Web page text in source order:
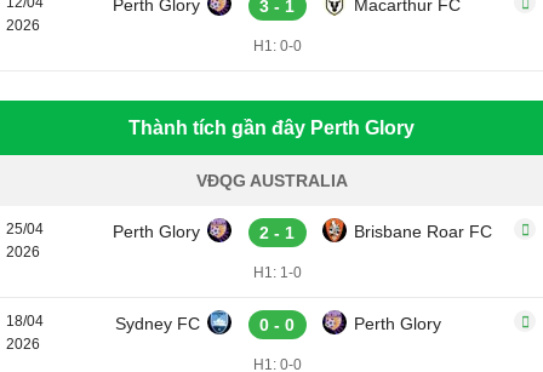
2026
Perth Glory 3 - 1 Macarthur FC
H1: 0-0
Thành tích gần đây Perth Glory
VĐQG AUSTRALIA
25/04
2026
Perth Glory 2 - 1 Brisbane Roar FC
H1: 1-0
18/04
2026
Sydney FC 0 - 0 Perth Glory
H1: 0-0